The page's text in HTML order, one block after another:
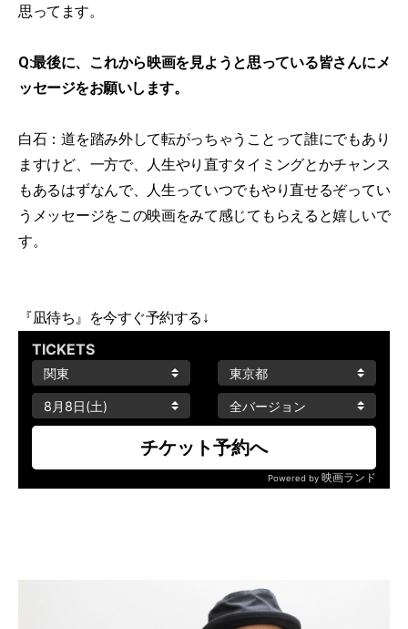
思ってます。
Q:最後に、これから映画を見ようと思っている皆さんにメ
ッセージをお願いします。
白石：道を踏み外して転がっちゃうことって誰にでもあり
ますけど、一方で、人生やり直すタイミングとかチャンス
もあるはずなんで、人生っていつでもやり直せるぞってい
うメッセージをこの映画をみて感じてもらえると嬉しいで
す。
『凪待ち』を今すぐ予約する↓